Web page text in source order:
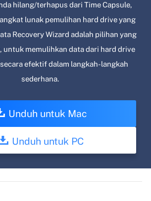
hilang/terhapus dari Time Capsule,
lunak pemulihan hard drive yang
Recovery Wizard adalah pilihan yang
untuk memulihkan data dari hard drive
efektif dalam langkah-langkah
sederhana.
Unduh untuk Mac
Unduh untuk PC